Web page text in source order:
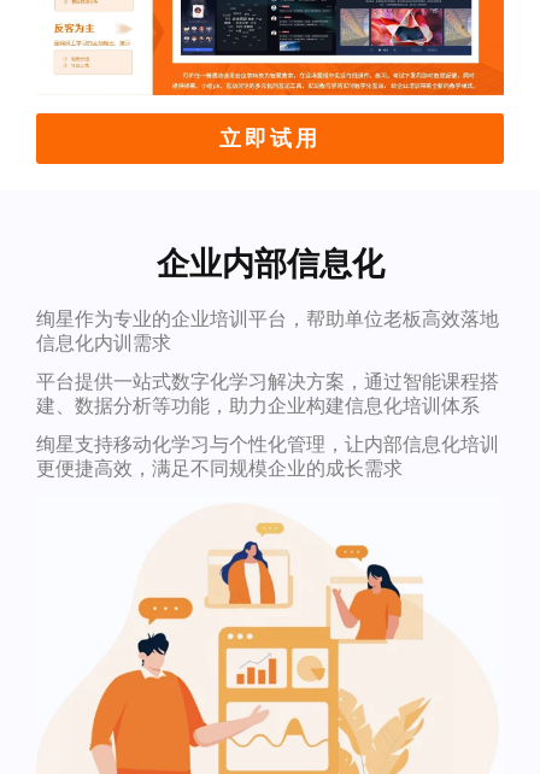
立即试用
企业内部信息化
绚星作为专业的企业培训平台，帮助单位老板高效落地
信息化内训需求
平台提供一站式数字化学习解决方案，通过智能课程搭
建、数据分析等功能，助力企业构建信息化培训体系
绚星支持移动化学习与个性化管理，让内部信息化培训
更便捷高效，满足不同规模企业的成长需求